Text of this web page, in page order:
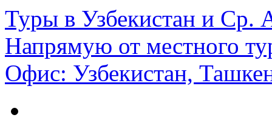
Туры в Узбекистан и Ср.
Напрямую от местного
Офис: Узбекистан,